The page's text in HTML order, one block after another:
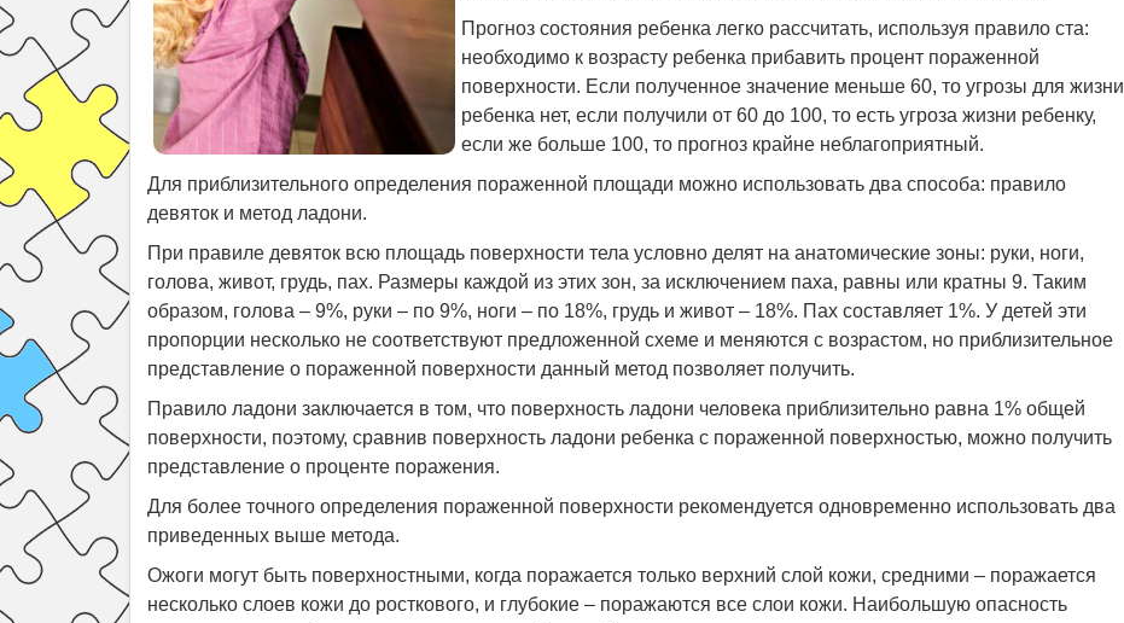
Прогноз состояния ребенка легко рассчитать, используя правило ста:
необходимо к возрасту ребенка прибавить процент пораженной
поверхности. Если полученное значение меньше 60, то угрозы для жизни
ребенка нет, если получили от 60 до 100, то есть угроза жизни ребенку,
если же больше 100, то прогноз крайне неблагоприятный.
Для приблизительного определения пораженной площади можно использовать два способа: правило
девяток и метод ладони.
При правиле девяток всю площадь поверхности тела условно делят на анатомические зоны: руки, ноги,
голова, живот, грудь, пах. Размеры каждой из этих зон, за исключением паха, равны или кратны 9. Таким
образом, голова – 9%, руки – по 9%, ноги – по 18%, грудь и живот – 18%. Пах составляет 1%. У детей эти
пропорции несколько не соответствуют предложенной схеме и меняются с возрастом, но приблизительное
представление о пораженной поверхности данный метод позволяет получить.
Правило ладони заключается в том, что поверхность ладони человека приблизительно равна 1% общей
поверхности, поэтому, сравнив поверхность ладони ребенка с пораженной поверхностью, можно получить
представление о проценте поражения.
Для более точного определения пораженной поверхности рекомендуется одновременно использовать два
приведенных выше метода.
Ожоги могут быть поверхностными, когда поражается только верхний слой кожи, средними – поражается
несколько слоев кожи до росткового, и глубокие – поражаются все слои кожи. Наибольшую опасность